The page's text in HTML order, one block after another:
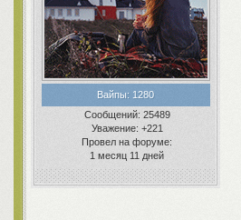
Вайпы: 1280
Сообщений: 25489
Уважение: +221
Провел на форуме:
1 месяц 11 дней